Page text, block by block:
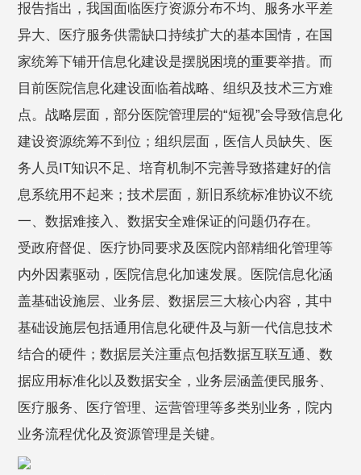
报告指出，我国面临医疗资源分布不均、服务水平差
异大、医疗服务供需缺口持续扩大的基本国情，在国
家统筹下铺开信息化建设是摆脱困境的重要举措。而
目前医院信息化建设面临着战略、组织及技术三方难
点。战略层面，部分医院管理层的“短视”会导致信息化
建设资源统筹不到位；组织层面，医信人员缺失、医
务人员IT知识不足、培育机制不完善导致搭建好的信
息系统用不起来；技术层面，新旧系统标准协议不统
一、数据难接入、数据安全难保证的问题仍存在。
受政府督促、医疗协同要求及医院内部精细化管理等
内外因素驱动，医院信息化加速发展。医院信息化涵
盖基础设施层、业务层、数据层三大核心内容，其中
基础设施层包括通用信息化硬件及与新一代信息技术
结合的硬件；数据层关注重点包括数据互联互通、数
据应用标准化以及数据安全，业务层涵盖便民服务、
医疗服务、医疗管理、运营管理等多类别业务，院内
业务流程优化及资源管理是关键。